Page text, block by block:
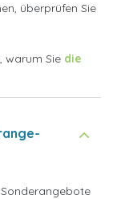
überprüfen Sie
warum Sie die